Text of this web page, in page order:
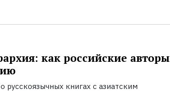
как российские авторы
русскоязычных книгах с азиатским